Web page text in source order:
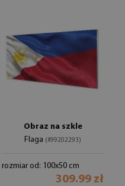
Obraz na szkle
Flaga (#99202293)
rozmiar od: 100x50 cm
309.99 zł